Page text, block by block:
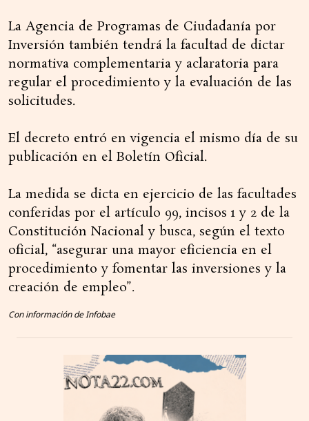
La Agencia de Programas de Ciudadanía por
Inversión también tendrá la facultad de dictar
normativa complementaria y aclaratoria para
regular el procedimiento y la evaluación de las
solicitudes.
El decreto entró en vigencia el mismo día de su
publicación en el Boletín Oficial.
La medida se dicta en ejercicio de las facultades
conferidas por el artículo 99, incisos 1 y 2 de la
Constitución Nacional y busca, según el texto
oficial, “asegurar una mayor eficiencia en el
procedimiento y fomentar las inversiones y la
creación de empleo”.
Con información de Infobae